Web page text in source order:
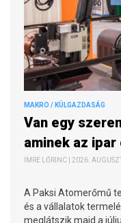
MAKRO / KÜLGAZDASÁG
Van egy
aminek az
IMRE LŐRINC | 2026.
A Paksi Atomerőmű
és a vállalatok
meglátszik majd a